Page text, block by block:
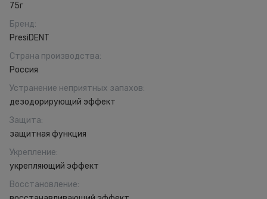
75г
Бренд:
PresiDENT
Страна производства:
Россия
Устранение неприятных запахов:
дезодорирующий эффект
Защита:
защитная функция
Укрепление:
укрепляющий эффект
Восстановление: